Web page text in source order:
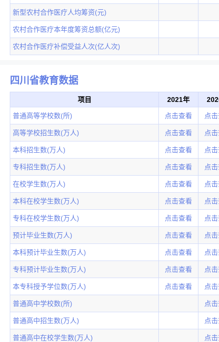
新型农村合作医疗人均筹资(元)
农村合作医疗本年度筹资总额(亿元)
农村合作医疗补偿受益人次(亿人次)
四川省教育数据
项目 2021年
普通高等学校数(所) 点击查看 点
高等学校招生数(万人) 点击查看 点
本科招生数(万人) 点击查看 点
专科招生数(万人) 点击查看 点
在校学生数(万人) 点击查看 点
本科在校学生数(万人) 点击查看 点
专科在校学生数(万人) 点击查看 点
预计毕业生数(万人) 点击查看 点
本科预计毕业生数(万人) 点击查看 点
专科预计毕业生数(万人) 点击查看 点
本专科授予学位数(万人) 点击查看 点
普通高中学校数(所) 点
普通高中招生数(万人) 点
普通高中在校学生数(万人) 点